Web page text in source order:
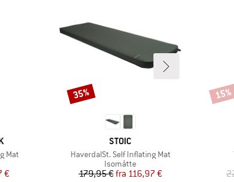
Mat
pris
€
MÆRKE
STOIC
Artikel
HaverdalSt. Self Inflating Mat
Produktgruppe
Isomåtte
Pris
179,95 € Nedsat pris
fra 116,97 €
Rabat
35% Rabat
15%